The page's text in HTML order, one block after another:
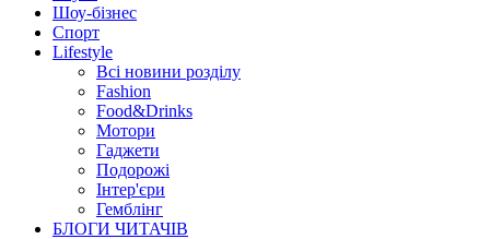
Шоу-бізнес
Спорт
Lifestyle
Всі новини розділу
Fashion
Food&Drinks
Мотори
Гаджети
Подорожі
Інтер'єри
Гемблінг
БЛОГИ ЧИТАЧІВ